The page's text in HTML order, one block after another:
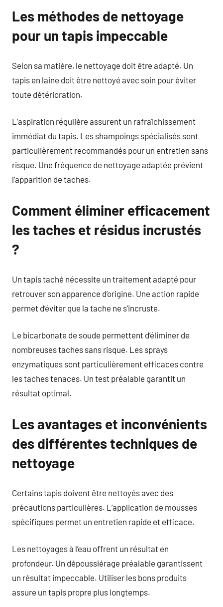
Les méthodes de nettoyage
pour un tapis impeccable
Selon sa matière, le nettoyage doit être adapté. Un
tapis en laine doit être nettoyé avec soin pour éviter
toute détérioration.
L’aspiration régulière assurent un rafraîchissement
immédiat du tapis. Les shampoings spécialisés sont
particulièrement recommandés pour un entretien sans
risque. Une fréquence de nettoyage adaptée prévient
l’apparition de taches.
Comment éliminer efficacement
les taches et résidus incrustés
?
Un tapis taché nécessite un traitement adapté pour
retrouver son apparence d’origine. Une action rapide
permet d’éviter que la tache ne s’incruste.
Le bicarbonate de soude permettent d’éliminer de
nombreuses taches sans risque. Les sprays
enzymatiques sont particulièrement efficaces contre
les taches tenaces. Un test préalable garantit un
résultat optimal.
Les avantages et inconvénients
des différentes techniques de
nettoyage
Certains tapis doivent être nettoyés avec des
précautions particulières. L’application de mousses
spécifiques permet un entretien rapide et efficace.
Les nettoyages à l’eau offrent un résultat en
profondeur. Un dépoussiérage préalable garantissent
un résultat impeccable. Utiliser les bons produits
assure un tapis propre plus longtemps.